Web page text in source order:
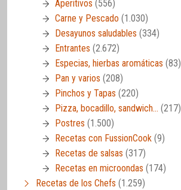
Aperitivos (556)
Carne y Pescado (1.030)
Desayunos saludables (334)
Entrantes (2.672)
Especias, hierbas aromáticas (83)
Pan y varios (208)
Pinchos y Tapas (220)
Pizza, bocadillo, sandwich… (217)
Postres (1.500)
Recetas con FussionCook (9)
Recetas de salsas (317)
Recetas en microondas (174)
Recetas de los Chefs (1.259)